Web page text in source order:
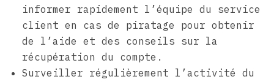
informer rapidement l’équipe du service
client en cas de piratage pour obtenir
de l’aide et des conseils sur la
récupération du compte.
Surveiller régulièrement l’activité du